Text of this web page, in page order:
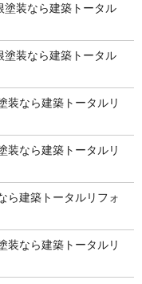
塗装なら建築トータル
塗装なら建築トータル
装なら建築トータルリ
装なら建築トータルリ
ら建築トータルリフォ
装なら建築トータルリ